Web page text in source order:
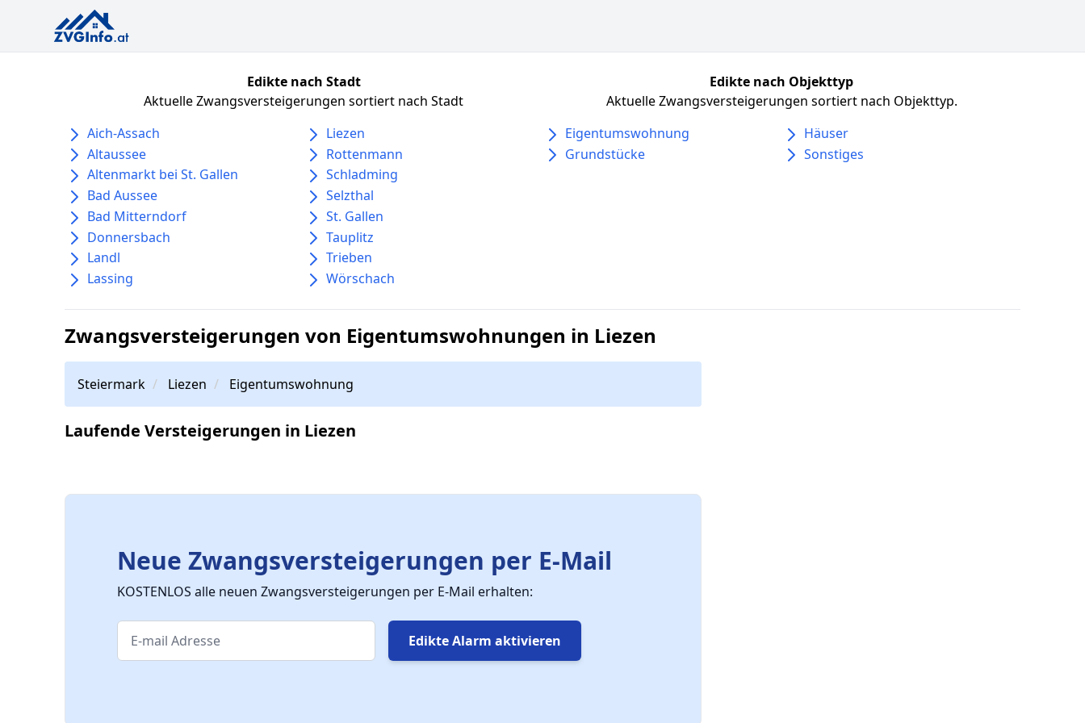
Edikte nach Stadt
Aktuelle Zwangsversteigerungen sortiert nach Stadt
Aich-Assach
Altaussee
Altenmarkt bei St. Gallen
Bad Aussee
Bad Mitterndorf
Donnersbach
Landl
Lassing
Liezen
Rottenmann
Schladming
Selzthal
St. Gallen
Tauplitz
Trieben
Wörschach
Edikte nach Objekttyp
Aktuelle Zwangsversteigerungen sortiert nach Objekttyp.
Eigentumswohnung
Grundstücke
Häuser
Sonstiges
Zwangsversteigerungen von Eigentumswohnungen in Liezen
Steiermark Liezen Eigentumswohnung
Laufende Versteigerungen in Liezen
Neue Zwangsversteigerungen per E-Mail
KOSTENLOS alle neuen Zwangsversteigerungen per E-Mail erhalten:
Edikte Alarm aktivieren